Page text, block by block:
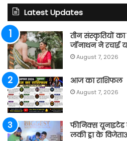
Latest Updates
तीन संस्कृतियों
जॉनाथन ने रचाई
August 7, 2026
आज का राशिफल
August 7, 2026
फीनिक्स
लकी ड्रा के